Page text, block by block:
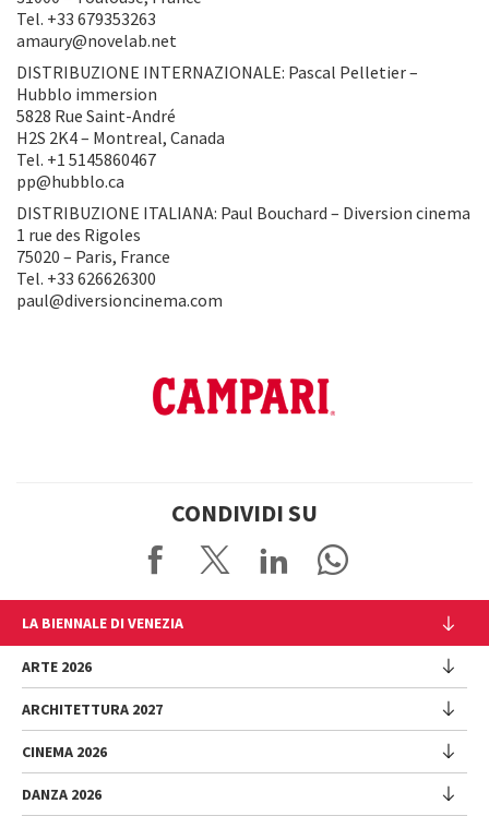
Tel. +33 679353263
amaury@novelab.net
DISTRIBUZIONE INTERNAZIONALE: Pascal Pelletier –
Hubblo immersion
5828 Rue Saint-André
H2S 2K4 – Montreal, Canada
Tel. +1 5145860467
pp@hubblo.ca
DISTRIBUZIONE ITALIANA: Paul Bouchard – Diversion cinema
1 rue des Rigoles
75020 – Paris, France
Tel. +33 626626300
paul@diversioncinema.com
CONDIVIDI SU
LA BIENNALE DI VENEZIA
L'Istituzione
Cariche istituzionali
Storia
Luoghi
Sponsorship
ARTE 2026
Esposizione
Intervento di Pietrangelo Buttafuoco
Intervento di Koyo Kouoh / La squadra di Koyo Kouoh
ARCHITETTURA 2027
Mostra
CINEMA 2026
Mostra
DANZA 2026